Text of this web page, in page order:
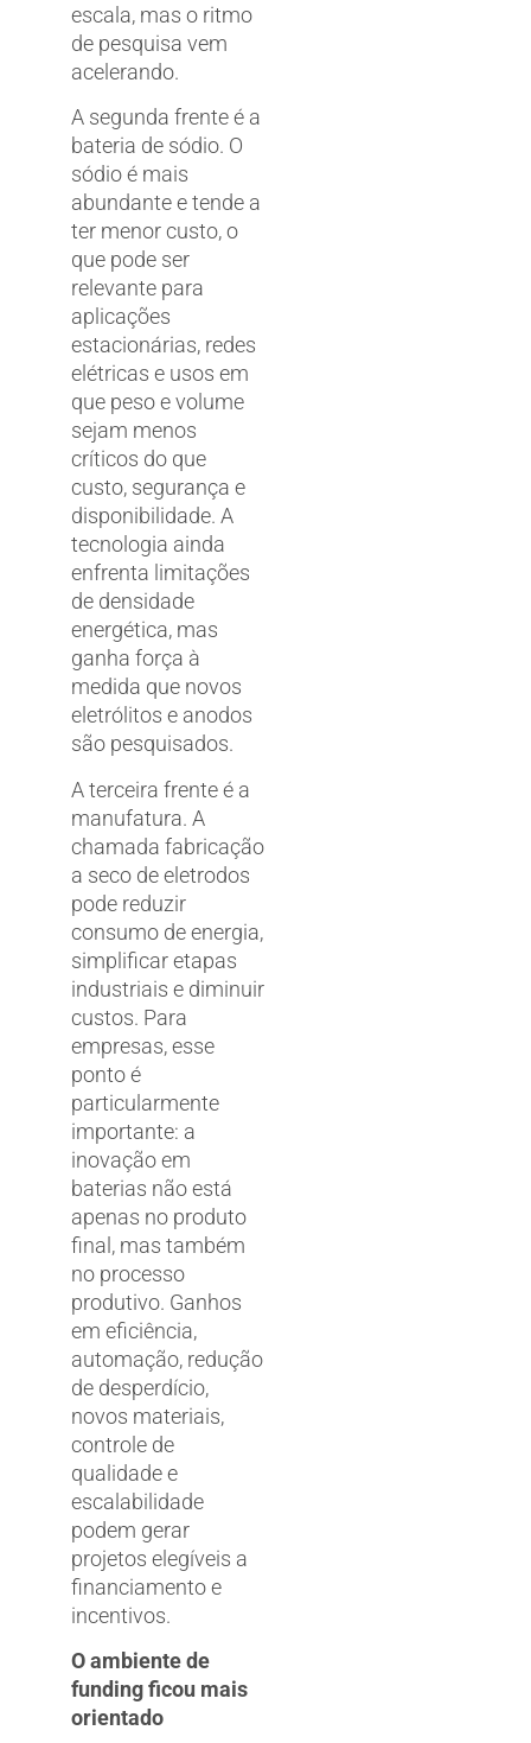
escala, mas o ritmo
de pesquisa vem
acelerando.
A segunda frente é a
bateria de sódio. O
sódio é mais
abundante e tende a
ter menor custo, o
que pode ser
relevante para
aplicações
estacionárias, redes
elétricas e usos em
que peso e volume
sejam menos
críticos do que
custo, segurança e
disponibilidade. A
tecnologia ainda
enfrenta limitações
de densidade
energética, mas
ganha força à
medida que novos
eletrólitos e anodos
são pesquisados.
A terceira frente é a
manufatura. A
chamada fabricação
a seco de eletrodos
pode reduzir
consumo de energia,
simplificar etapas
industriais e diminuir
custos. Para
empresas, esse
ponto é
particularmente
importante: a
inovação em
baterias não está
apenas no produto
final, mas também
no processo
produtivo. Ganhos
em eficiência,
automação, redução
de desperdício,
novos materiais,
controle de
qualidade e
escalabilidade
podem gerar
projetos elegíveis a
financiamento e
incentivos.
O ambiente de
funding ficou mais
orientado